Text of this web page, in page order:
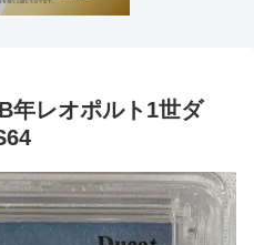
レオポルト1世ダ